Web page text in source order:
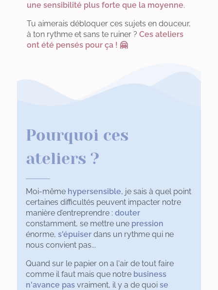
une sensibilité plus forte que la moyenne.
Tu aimerais débloquer ces sujets en douceur,
à ton rythme et sans te ruiner ? Ces ateliers
ont été pensés pour ça ! 🤗
Pourquoi ces
ateliers ?
Moi-même hypersensible, je sais à quel point
certaines difficultés peuvent impacter notre
manière d’entreprendre : douter
constamment, se mettre une pression
énorme, s'épuiser dans un rythme qui ne
nous convient pas...
Quand sur le papier on a l'air de tout faire
comme il faut mais que notre business
n'avance pas vraiment, il y a de quoi se